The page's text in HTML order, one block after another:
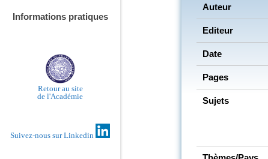
Informations pratiques
Retour au site
de l'Académie
Suivez-nous sur Linkedin
Auteur
Editeur
Date
Pages
Sujets